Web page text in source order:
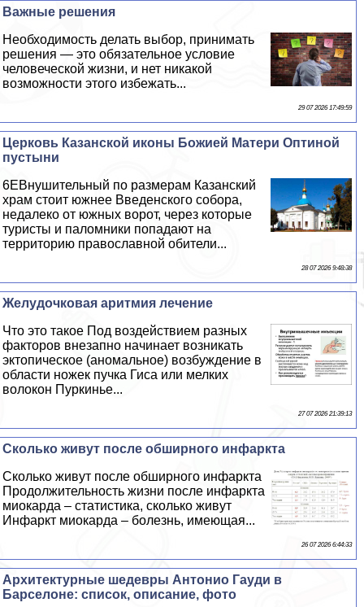
Важные решения
Необходимость делать выбор, принимать
решения — это обязательное условие
человеческой жизни, и нет никакой
возможности этого избежать...
29 07 2026 17:49:59
Церковь Казанской иконы Божией Матери Оптиной
пустыни
6EВнушительный по размерам Казанский
храм стоит южнее Введенского собора,
недалеко от южных ворот, через которые
туристы и паломники попадают на
территорию православной обители...
28 07 2026 9:48:38
Желудочковая аритмия лечение
Что это такое Под воздействием разных
факторов внезапно начинает возникать
эктопическое (аномальное) возбуждение в
области ножек пучка Гиса или мелких
волокон Пуркинье...
27 07 2026 21:39:13
Сколько живут после обширного инфаркта
Сколько живут после обширного инфаркта
Продолжительность жизни после инфаркта
миокарда – статистика, сколько живут
Инфаркт миокарда – болезнь, имеющая...
26 07 2026 6:44:33
Архитектурные шедевры Антонио Гауди в
Барселоне: список, описание, фото